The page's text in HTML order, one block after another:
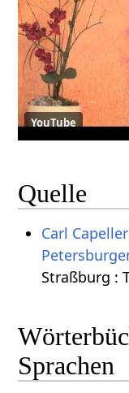
YouTube
Quelle
Carl Capeller
Straßburg :
Sprachen